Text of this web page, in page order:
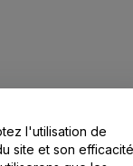
l'utilisation de
site et son efficacité